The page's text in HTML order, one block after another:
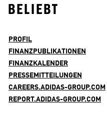
BELIEBT
PROFIL
FINANZPUBLIKATIONEN
FINANZKALENDER
PRESSEMITTEILUNGEN
CAREERS.ADIDAS-GROUP.COM
REPORT.ADIDAS-GROUP.COM